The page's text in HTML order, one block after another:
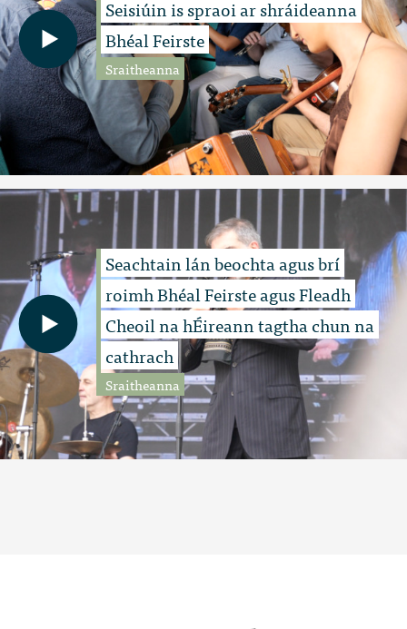
Seisiúin is spraoi ar shráideanna
Bhéal Feirste
Sraitheanna
Seachtain lán beochta agus brí
roimh Bhéal Feirste agus Fleadh
Cheoil na hÉireann tagtha chun na
cathrach
Sraitheanna